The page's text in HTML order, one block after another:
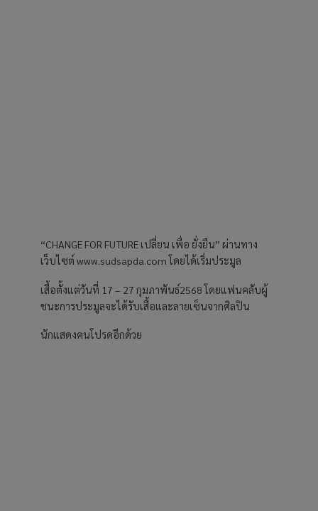
“CHANGE FOR FUTURE เปลี่ยน เพื่อ ยั่งยืน” ผ่านทาง
เว็บไซต์ www.sudsapda.com โดยได้เริ่มประมูล
เสื้อตั้งแต่วันที่ 17 – 27 กุมภาพันธ์2568 โดยแฟนคลับผู้
ชนะการประมูลจะได้รับเสื้อและลายเซ็นจากศิลปิน
นักแสดงคนโปรดอีกด้วย